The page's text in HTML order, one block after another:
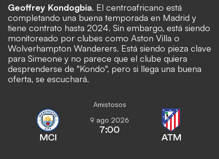
Geoffrey Kondogbia. El centroafricano está
completando una buena temporada en Madrid y
tiene contrato hasta 2024. Sin embargo, está siendo
monitoreado por clubes como Aston Villa o
Wolverhampton Wanderers. Está siendo pieza clave
para Simeone y no parece que el clube quiera
desprenderse de "Kondo", pero si llega una buena
oferta, se escuchará.
Amistosos
MCI
9 ago 2026
7:00
ATM